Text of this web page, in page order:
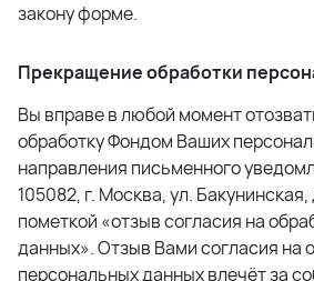
закону форме.
Прекращение обработки
Вы вправе в любой момент
обработку Фондом Ваших
направления письменного
105082, г. Москва, ул. Бакунинская,
пометкой «отзыв согласия на
данных». Отзыв Вами согласия на
персональных данных влечёт за